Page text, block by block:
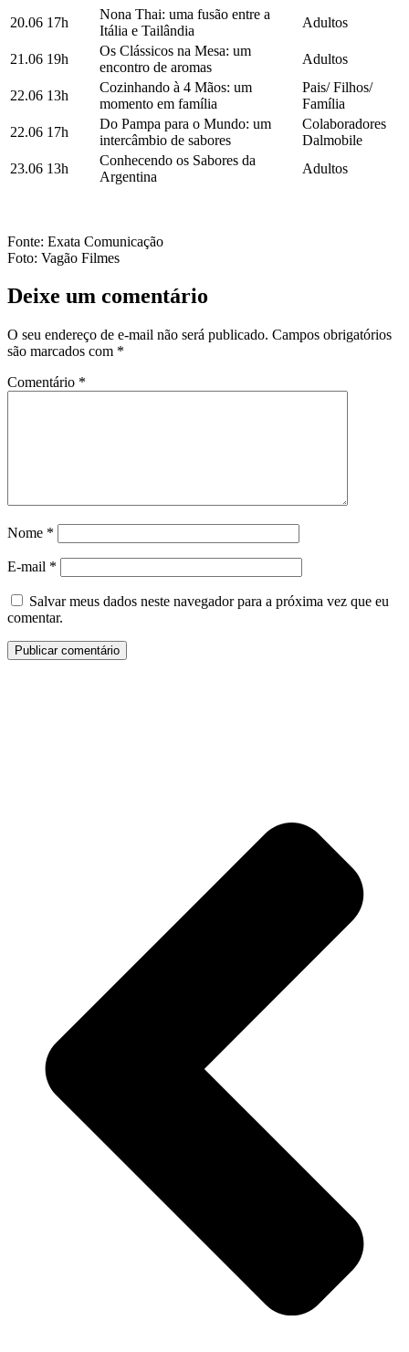
20.06 17h
Nona Thai: uma fusão entre a
Itália e Tailândia
Adultos
21.06 19h
Os Clássicos na Mesa: um
encontro de aromas
Adultos
22.06 13h
Cozinhando à 4 Mãos: um
momento em família
Pais/ Filhos/
Família
22.06 17h
Do Pampa para o Mundo: um
intercâmbio de sabores
Colaboradores
Dalmobile
23.06 13h
Conhecendo os Sabores da
Argentina
Adultos
Fonte: Exata Comunicação
Foto: Vagão Filmes
Deixe um comentário
O seu endereço de e-mail não será publicado. Campos obrigatórios
são marcados com *
Comentário *
Nome *
E-mail *
Salvar meus dados neste navegador para a próxima vez que eu
comentar.